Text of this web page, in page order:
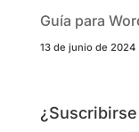
Guía para
13 de junio de 2024